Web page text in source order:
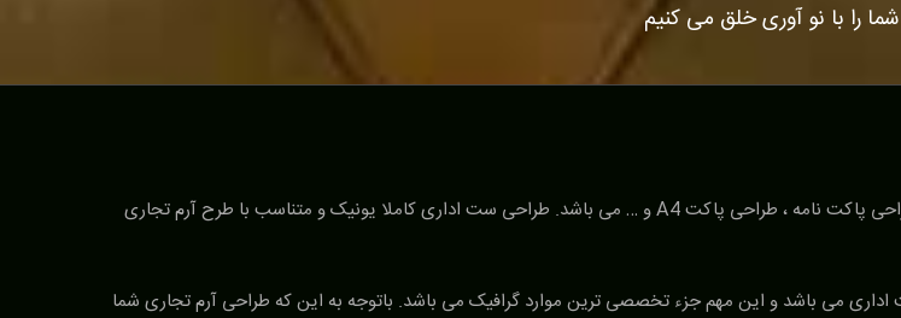
را با نو آوری خلق می کنیم
طراحی ست اداری اختصاصی شامل طراحی کارت ویزیت ، طراحی سربرگ A4 و A5 ، طراحی پاکت نامه ، طراحی پاکت A4 و … می باشد. طراحی ست اداری کاملا یونیک و متناسب با طرح آرم تجاری
می باشد و این مهم جزء تخصصی ترین موارد گرافیک می باشد. باتوجه به این که طراحی آرم تجاری شما